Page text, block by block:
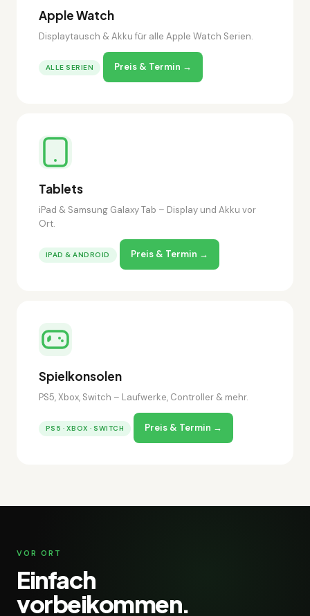
Apple Watch
Displaytausch & Akku für alle Apple Watch Serien.
ALLE SERIEN Preis & Termin →
Tablets
iPad & Samsung Galaxy Tab – Display und Akku vor
Ort.
IPAD & ANDROID Preis & Termin →
Spielkonsolen
PS5, Xbox, Switch – Laufwerke, Controller & mehr.
PS5 · XBOX · SWITCH Preis & Termin →
VOR ORT
Einfach
vorbeikommen.